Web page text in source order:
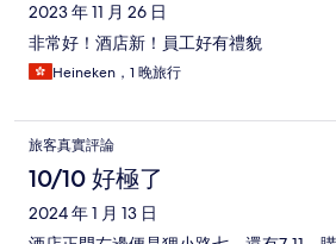
2023 年 11 月 26 日
非常好！酒店新！員工好有禮貌
Heineken，1 晚旅行
旅客真實評論
10/10 好極了
2024 年 1 月 13 日